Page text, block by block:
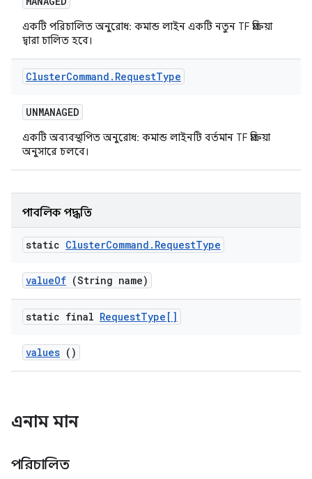
একটি পরিচালিত অনুরোধ: কমান্ড লাইন একটি নতুন TF প্রক্রিয়া
দ্বারা চালিত হবে।
ClusterCommand . RequestType
UNMANAGED
একটি অব্যবস্থাপিত অনুরোধ: কমান্ড লাইনটি বর্তমান TF প্রক্রিয়া
অনুসারে চলবে।
পাবলিক পদ্ধতি
static ClusterCommand . RequestType
valueOf (String name)
static final RequestType[]
values ()
এনাম মান
পরিচালিত